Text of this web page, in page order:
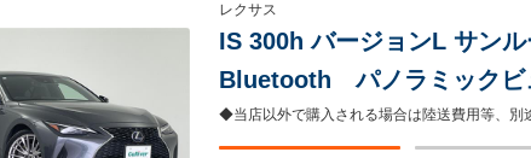
レクサス
IS 300h バージョンL サ
Bluetooth パノラミック
ンETC2.0 黒革シート ハ